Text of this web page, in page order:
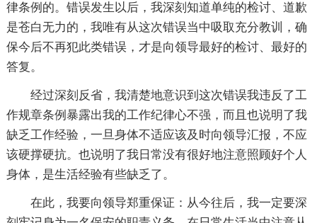
律条例的。错误发生以后，我深刻知道单纯的检讨、道歉
是苍白无力的，我唯有从这次错误当中吸取充分教训，确
保今后不再犯此类错误，才是向领导最好的检讨、最好的
答复。
经过深刻反省，我清楚地意识到这次错误我违反了工
作规章条例暴露出我的工作纪律心不强，而且也说明了我
缺乏工作经验，一旦身体不适应该及时向领导汇报，不应
该硬撑硬抗。也说明了我日常没有很好地注意照顾好个人
身体，是生活经验有些缺乏了。
在此，我要向领导郑重保证：从今往后，我一定要深